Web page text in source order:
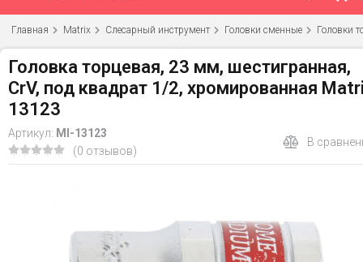
Главная Matrix Слесарный инструмент Головки сменные Головки
Головка торцевая, 23 мм, шестигранная,
CrV, под квадрат 1/2, хромированная
13123
Артикул: MI-13123
(0 отзывов)
В